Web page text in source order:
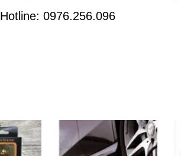
Hotline: 0976.256.096